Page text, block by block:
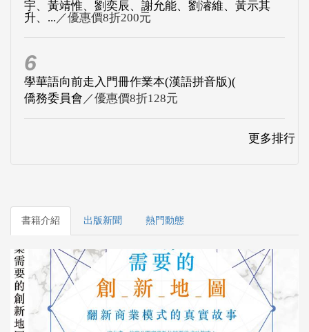
宇、黃靖惟、劉奕辰、謝允能、劉濬維、黃示其
升、... ／優惠價8折200元
6
學華語向前走入門冊作業本(漢語拼音版)(
僑務委員會 ／優惠價8折128元
更多排行
書籍介紹 出版新聞 熱門動態